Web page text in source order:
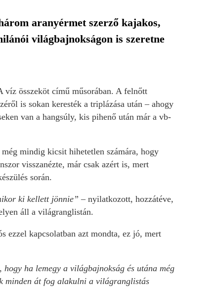
aranyérmet szerző kajakos,
világbajnokságon is szeretne
víz összeköt című műsorában. A felnőtt
is sokan keresték a triplázása után – ahogy
van a hangsúly, kis pihenő után már a vb-
mindig kicsit hihetetlen számára, hogy
visszanézte, már csak azért is, mert
során.
ki kellett jönnie” – nyilatkozott, hozzátéve,
áll a világranglistán.
ezzel kapcsolatban azt mondta, ez jó, mert
ha lemegy a világbajnokság és utána még
minden át fog alakulni a világranglistás